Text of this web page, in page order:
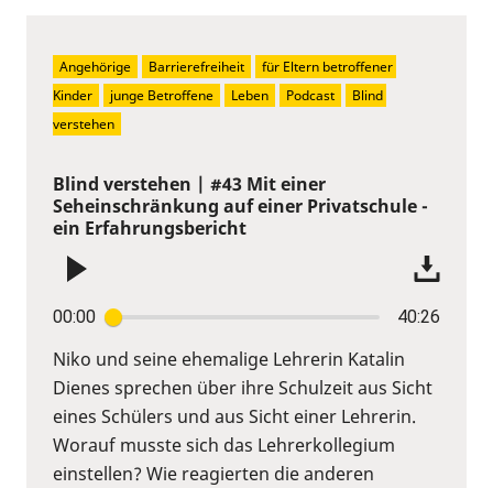
Blind verstehen | #43 Mit einer
Seheinschränkung auf einer Privatschule -
ein Erfahrungsbericht
00:00 40:26
Niko und seine ehemalige Lehrerin Katalin
Dienes sprechen über ihre Schulzeit aus Sicht
eines Schülers und aus Sicht einer Lehrerin.
Worauf musste sich das Lehrerkollegium
einstellen? Wie reagierten die anderen
Angehörige Barrierefreiheit
für Eltern betroffener
Kinder
junge Betroffene Leben Podcast
Blind
verstehen